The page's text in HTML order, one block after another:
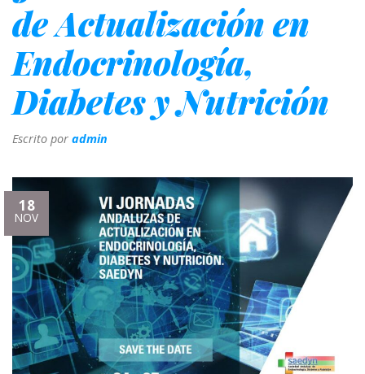
de Actualización en
Endocrinología,
Diabetes y Nutrición
Escrito por admin
18
NOV